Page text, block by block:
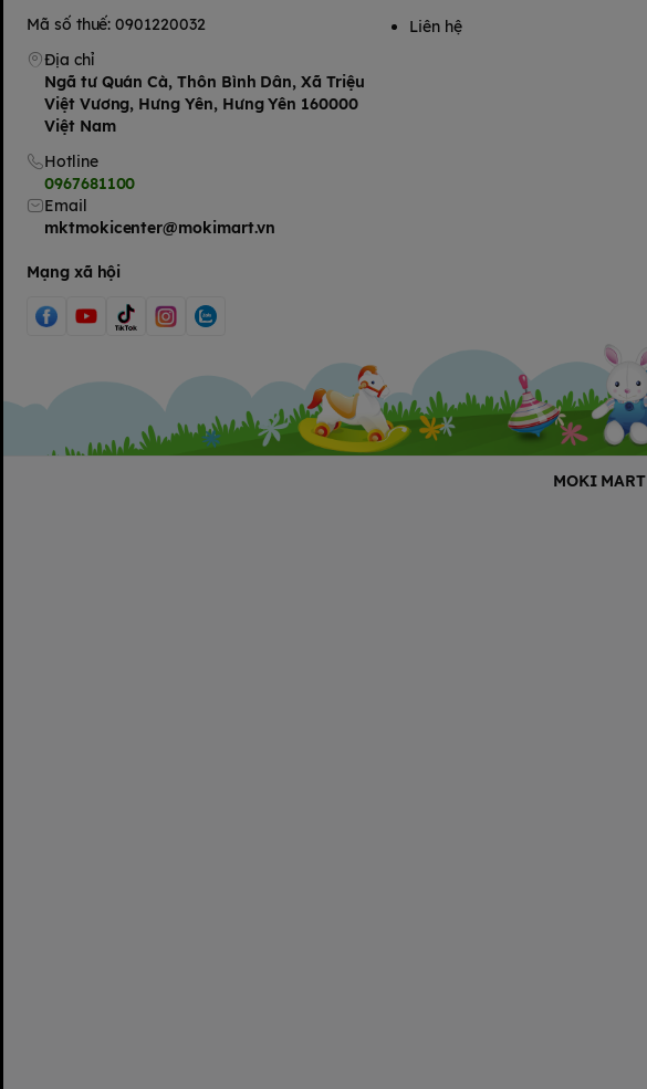
Mã số thuế: 0901220032
Địa chỉ
Ngã tư Quán Cà, Thôn Bình Dân, Xã Triệu
Việt Vương, Hưng Yên, Hưng Yên 160000
Việt Nam
Hotline
0967681100
Email
mktmokicenter@mokimart.vn
Mạng xã hội
Liên hệ
MOKI MART